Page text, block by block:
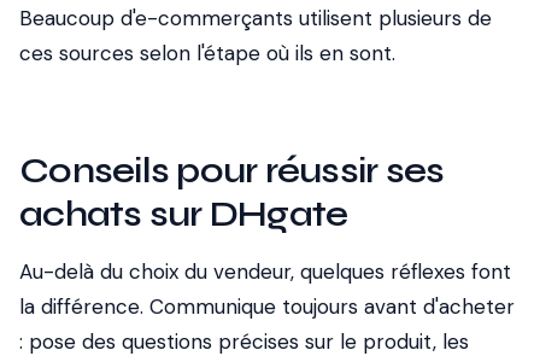
Beaucoup d'e-commerçants utilisent plusieurs de
ces sources selon l'étape où ils en sont.
Conseils pour réussir ses
achats sur DHgate
Au-delà du choix du vendeur, quelques réflexes font
la différence. Communique toujours avant d'acheter
: pose des questions précises sur le produit, les